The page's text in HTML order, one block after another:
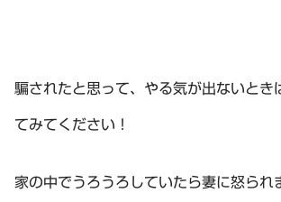
騙されたと思って、やる気が出ないとき
てみてください！
家の中でうろうろしていたら妻に怒られ